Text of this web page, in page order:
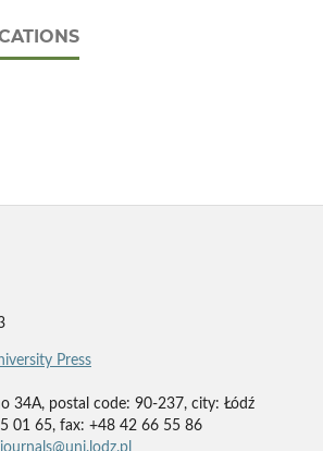
Press
34A, postal code: 90-237, city: Łódź
01 65, fax: +48 42 66 55 86
journals@uni.lodz.pl